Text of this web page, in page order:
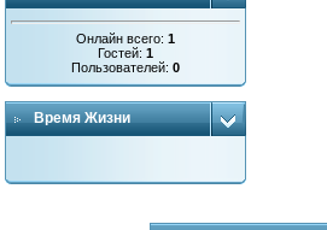
Онлайн всего:1
Гостей:1
Пользователей:0
Время Жизни